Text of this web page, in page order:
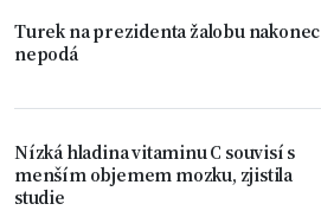
Turek na prezidenta žalobu nakonec
nepodá
Nízká hladina vitaminu C souvisí s
menším objemem mozku, zjistila
studie